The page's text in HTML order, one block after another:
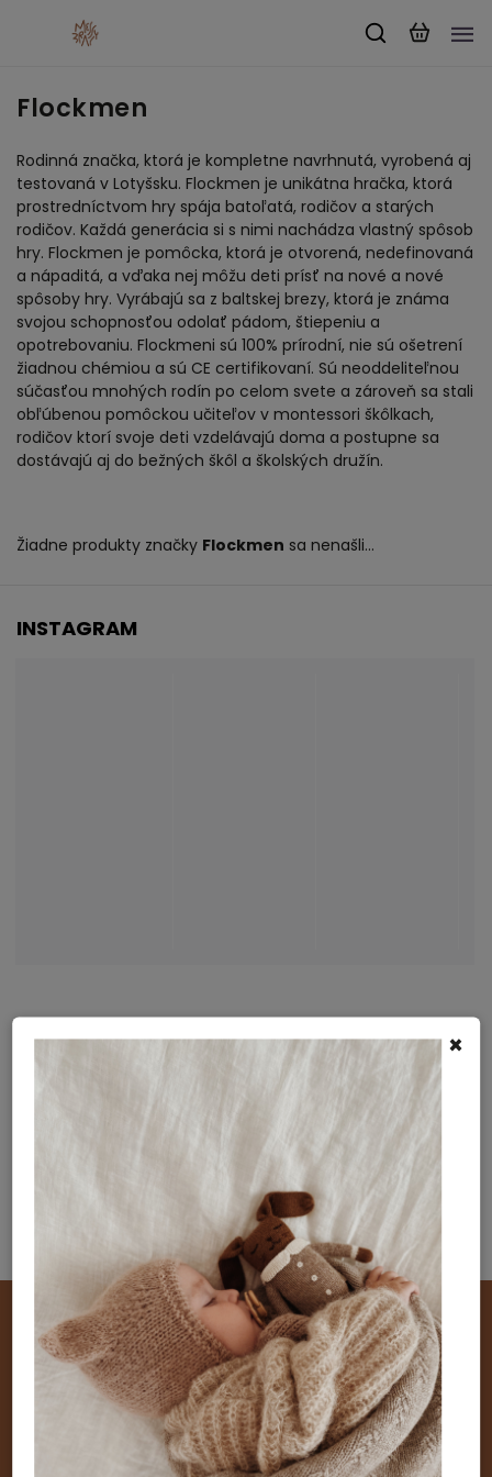
Nová holandská značka v našej ponuke
ROUTE B!
Flockmen
Rodinná značka, ktorá je kompletne navrhnutá, vyrobená aj
testovaná v Lotyšsku. Flockmen je unikátna hračka, ktorá
prostredníctvom hry spája batoľatá, rodičov a starých
rodičov. Každá generácia si s nimi nachádza vlastný spôsob
hry. Flockmen je pomôcka, ktorá je otvorená, nedefinovaná
a nápaditá, a vďaka nej môžu deti prísť na nové a nové
spôsoby hry. Vyrábajú sa z baltskej brezy, ktorá je známa
svojou schopnosťou odolať pádom, štiepeniu a
opotrebovaniu. Flockmeni sú 100% prírodní, nie sú ošetrení
žiadnou chémiou a sú CE certifikovaní. Sú neoddeliteľnou
súčasťou mnohých rodín po celom svete a zároveň sa stali
obľúbenou pomôckou učiteľov v montessori škôlkach,
rodičov ktorí svoje deti vzdelávajú doma a postupne sa
dostávajú aj do bežných škôl a školských družín.
Žiadne produkty značky Flockmen sa nenašli...
INSTAGRAM
Odoberať newsletter
Zľava 10% pre nových zákazníkov. Prihláste sa na
odber noviniek a my vám zašleme zľavový kód.
Vložením e-mailu súhlasíte s podmienkami ochrany
osobných údajov .
×